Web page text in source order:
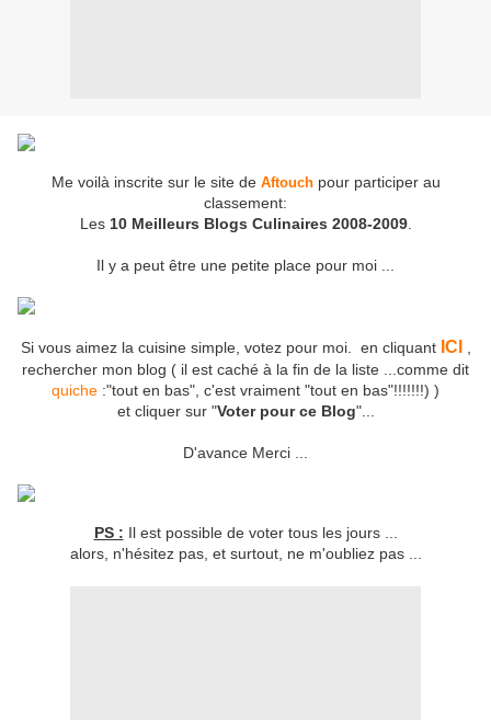
Me voilà inscrite sur le site de Aftouchpour participer au
classement:
Les 10 Meilleurs Blogs Culinaires 2008-2009.
Il y a peut être une petite place pour moi ...
Si vous aimez la cuisine simple, votez pour moi. en cliquant ICI
rechercher mon blog ( il est caché à la fin de la liste ...comme dit
quiche :"tout en bas", c'est vraiment "tout en bas"!!!!!!!) )
et cliquer sur "Voter pour ce Blog"...
D'avance Merci ...
PS : Il est possible de voter tous les jours ...
alors, n'hésitez pas, et surtout, ne m'oubliez pas ...